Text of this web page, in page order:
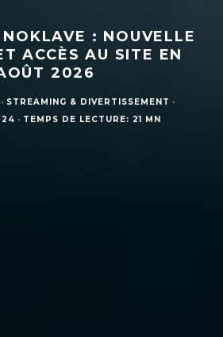
: NOUVELLE
ACCÈS AU SITE EN
2026
· STREAMING & DIVERTISSEMENT ·
· TEMPS DE LECTURE: 21 MN